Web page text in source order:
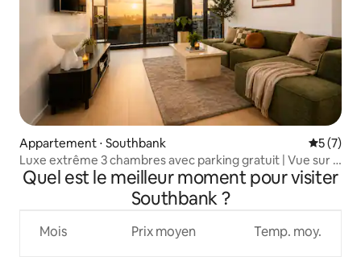
Appartement ⋅ Southbank
5 (7)
Luxe extrême 3 chambres avec parking gratuit | Vue sur la
ville
Quel est le meilleur moment pour visiter
Southbank ?
Mois Prix moyen Temp. moy.